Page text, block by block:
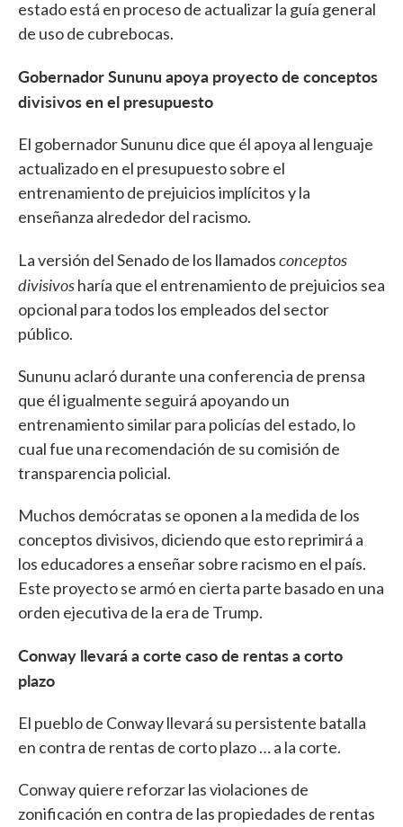
estado está en proceso de actualizar la guía general
de uso de cubrebocas.
Gobernador Sununu apoya proyecto de conceptos
divisivos en el presupuesto
El gobernador Sununu dice que él apoya al lenguaje
actualizado en el presupuesto sobre el
entrenamiento de prejuicios implícitos y la
enseñanza alrededor del racismo.
La versión del Senado de los llamadosconceptos
divisivosharía que el entrenamiento de prejuicios sea
opcional para todos los empleados del sector
público.
Sununu aclaró durante una conferencia de prensa
que él igualmente seguirá apoyando un
entrenamiento similar para policías del estado, lo
cual fue una recomendación de su comisión de
transparencia policial.
Muchos demócratas se oponen a la medida de los
conceptos divisivos, diciendo que esto reprimirá a
los educadores a enseñar sobre racismo en el país.
Este proyecto se armó en cierta parte basado en una
orden ejecutiva de la era de Trump.
Conway llevará a corte caso de rentas a corto
plazo
El pueblo de Conway llevará su persistente batalla
en contra de rentas de corto plazo … a la corte.
Conway quiere reforzar las violaciones de
zonificación en contra de las propiedades de rentas